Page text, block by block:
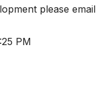
please email
PM